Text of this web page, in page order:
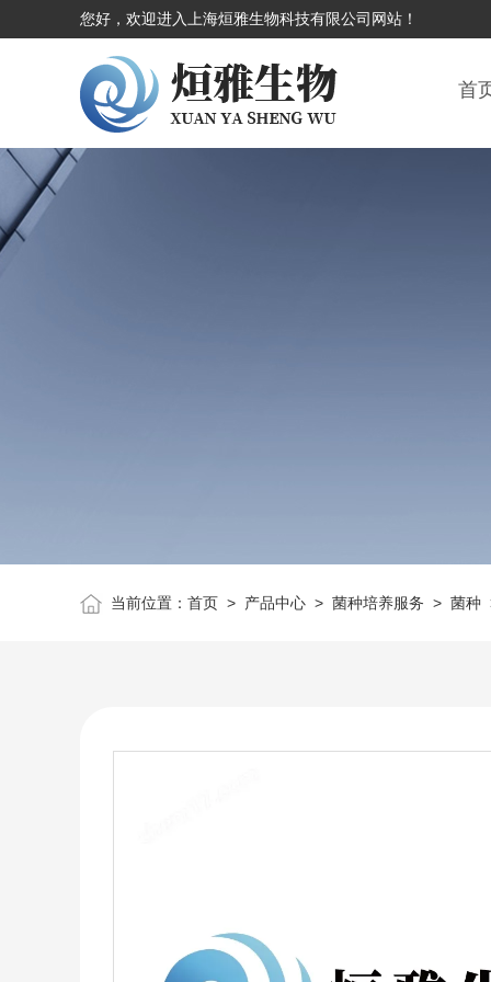
您好，欢迎进入上海烜雅生物科技有限公司网站！
首
当前位置： 首页> 产品中心> 菌种培养服务 > 菌种